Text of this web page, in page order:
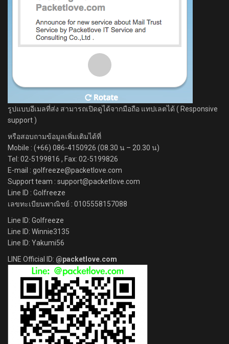
รูปแบบอีเมลที่ส่ง สามารถเปิดดูได้จากมือถือ แทปเลตได้ ( Responsive
support )
หรือสอบถามข้อมูลเพิ่มเติมได้ที่
Mobile : (+66) 086-4150926 (08.30 น – 20.30 น)
Tel: 02-5199816 , Fax: 02-5199826
E-mail : golfreeze@packetlove.com
Support team : support@packetlove.com
Line ID : Golfreeze
เลขทะเบียนพาณิชย์ : 0105558157088
Line ID: Golfreeze
Line ID: Winnie3135
Line ID: Yakumi56
LINE Official ID: @packetlove.com